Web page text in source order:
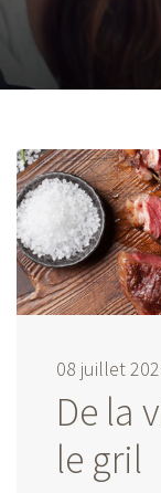
08 juillet
De la
le gril